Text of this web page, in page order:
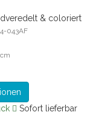
& coloriert
043AF
Sofort lieferbar